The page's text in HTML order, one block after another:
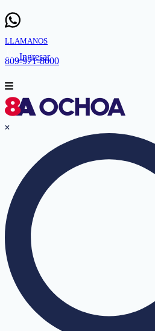
LLAMANOS
809-971-8000
Ingresar